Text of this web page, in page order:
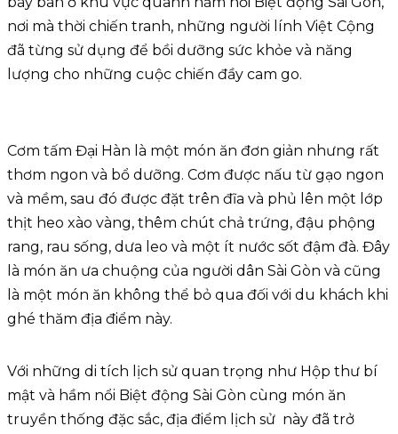
nơi mà thời chiến tranh, những người lính Việt Cộng
đã từng sử dụng để bồi dưỡng sức khỏe và năng
lượng cho những cuộc chiến đầy cam go.
Cơm tấm Đại Hàn là một món ăn đơn giản nhưng rất
thơm ngon và bổ dưỡng. Cơm được nấu từ gạo ngon
và mềm, sau đó được đặt trên đĩa và phủ lên một lớp
thịt heo xào vàng, thêm chút chả trứng, đậu phộng
rang, rau sống, dưa leo và một ít nước sốt đậm đà. Đây
là món ăn ưa chuộng của người dân Sài Gòn và cũng
là một món ăn không thể bỏ qua đối với du khách khi
ghé thăm địa điểm này.
Với những di tích lịch sử quan trọng như Hộp thư bí
mật và hầm nổi Biệt động Sài Gòn cùng món ăn
truyền thống đặc sắc, địa điểm lịch sử này đã trở